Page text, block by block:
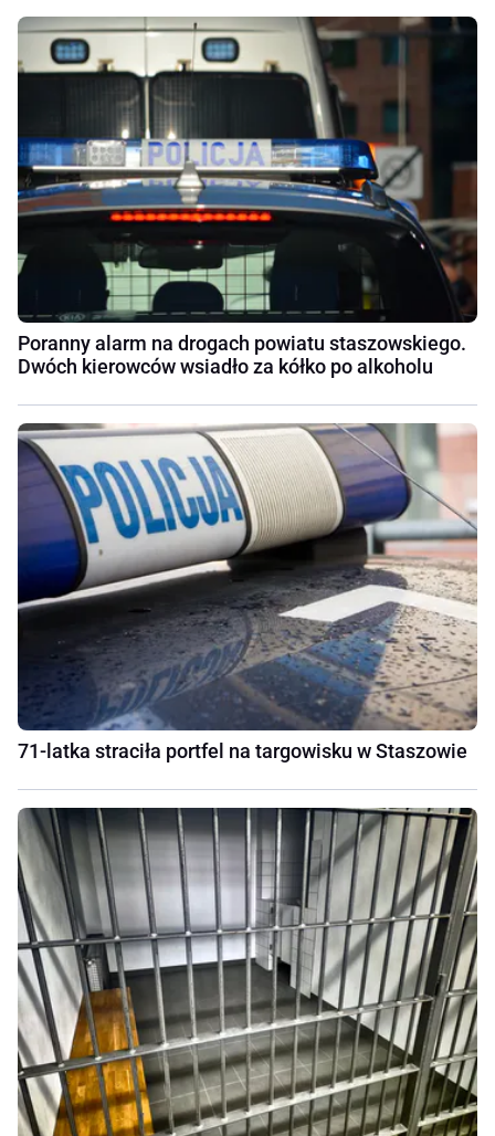
Poranny alarm na drogach powiatu staszowskiego.
Dwóch kierowców wsiadło za kółko po alkoholu
71-latka straciła portfel na targowisku w Staszowie